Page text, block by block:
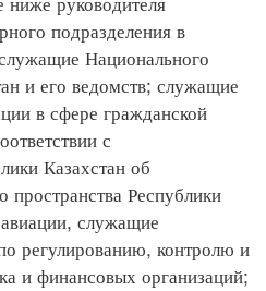
подразделения в
Национального
и его ведомств; служащие
в сфере гражданской
с
Казахстан об
пространства Республики
служащие
регулированию, контролю и
и финансовых организаций;